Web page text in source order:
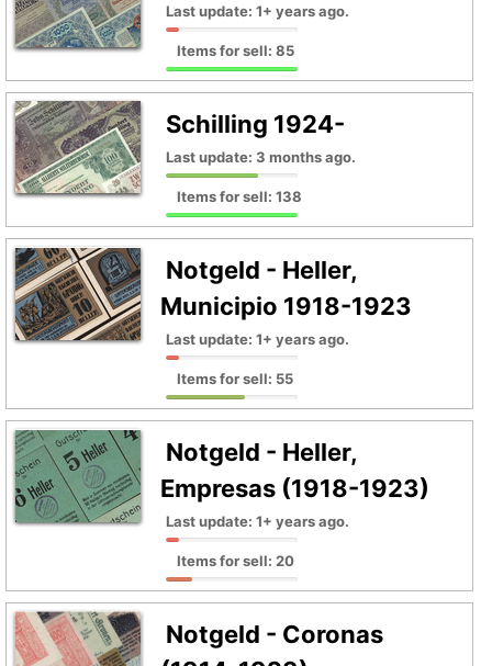
Last update: 1+ years ago.
Items for sell: 85
Schilling 1924-
Last update: 3 months ago.
Items for sell: 138
Notgeld - Heller,
Municipio 1918-1923
Last update: 1+ years ago.
Items for sell: 55
Notgeld - Heller,
Empresas (1918-1923)
Last update: 1+ years ago.
Items for sell: 20
Notgeld - Coronas